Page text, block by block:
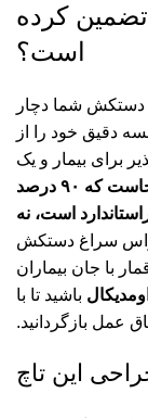
کرده
است؟
شما دچار
دقیق خود را از
برای بیمار و یک
شوک بزرگ اینجاست که ۹۰ درصد
است، نه
سراغ دستکش
با جان بیماران
باشید تا با
عمل بازگردانید.
این‌ تاچ